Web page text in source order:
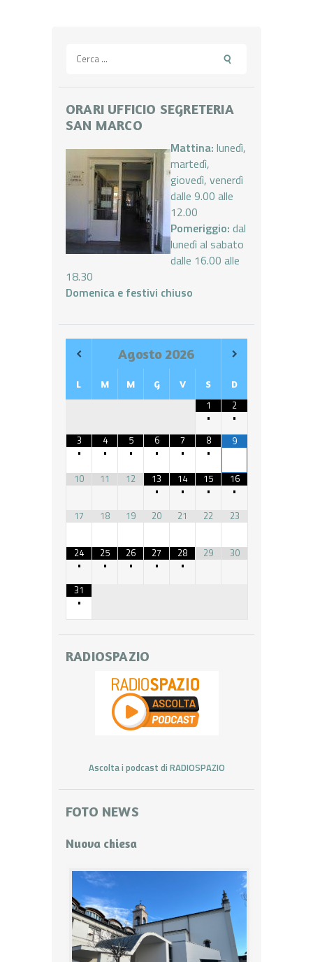
per:
ORARI UFFICIO SEGRETERIA
SAN MARCO
Mattina: lunedì,
martedì,
giovedì, venerdì
dalle 9.00 alle
12.00
Pomeriggio: dal
lunedì al sabato
dalle 16.00 alle
18.30
Domenica e festivi chiuso
Agosto 2026
L M M G V S D
1
•
2
•
3
•
4
•
5
•
6
•
7
•
8
•
9
10 11 12
13
•
14
•
15
•
16
•
17
18 19 20 21 22 23
24
•
25
•
26
•
27
•
28
•
29 30
31
•
RADIOSPAZIO
Ascolta i podcast di RADIOSPAZIO
FOTO NEWS
Nuova chiesa